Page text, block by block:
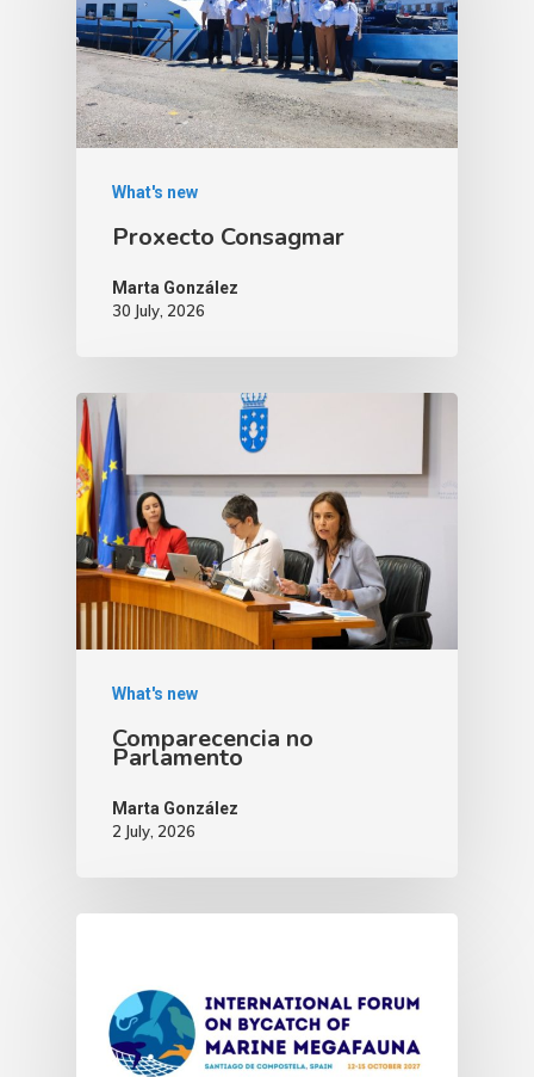
What's new
Proxecto Consagmar
Marta González
30 July, 2026
What's new
Comparecencia no
Parlamento
Marta González
2 July, 2026